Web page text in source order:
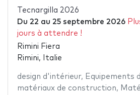
Tecnargilla 2026
Du 22 au 25 septembre 2026
jours à attendre !
Rimini Fiera
Rimini, Italie
design d'intérieur, Equipements
matériaux de construction,